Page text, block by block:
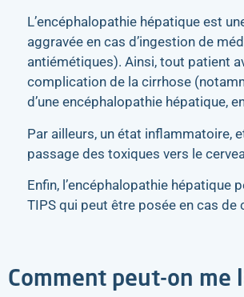
L’encéphalopathie hépatique est
aggravée en cas d’ingestion de
antiémétiques). Ainsi, tout patient
complication de la cirrhose
d’une encéphalopathie hépatique,
Par ailleurs, un état inflammatoire,
passage des toxiques vers le
Enfin, l’encéphalopathie hépatique
TIPS qui peut être posée en cas
Comment peut-on me